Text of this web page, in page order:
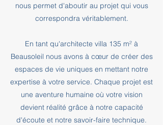
nous permet d'aboutir au projet qui vous
correspondra véritablement.
En tant qu'architecte villa 135 m² à
Beausoleil nous avons à cœur de créer des
espaces de vie uniques en mettant notre
expertise à votre service. Chaque projet est
une aventure humaine où votre vision
devient réalité grâce à notre capacité
d'écoute et notre savoir-faire technique.